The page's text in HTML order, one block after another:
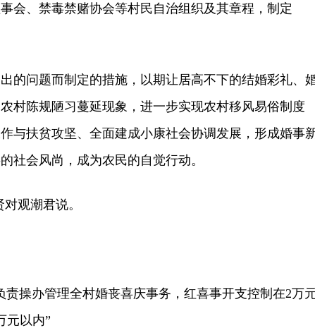
会、禁毒禁赌协会等村民自治组织及其章程，制定
问题而制定的措施，以期让居高不下的结婚彩礼、
村陈规陋习蔓延现象，进一步实现农村移风易俗制度
与扶贫攻坚、全面建成小康社会协调发展，形成婚事
社会风尚，成为农民的自觉行动。
观潮君说。
操办管理全村婚丧喜庆事务，红喜事开支控制在2万
元以内”